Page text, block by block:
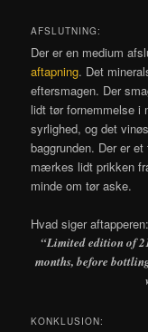
AFSLUTNING:
Der er en medium
aftapning. Det
eftersmagen. Der
lidt tør fornemmelse i
syrlighed, og det
baggrunden. Der er
mærkes lidt prikken
minde om tør aske.
Hvad siger aftapperen:
“Limited edition of
months, before
KONKLUSION: